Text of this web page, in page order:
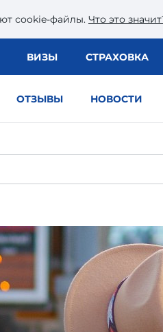
сookie-файлы. Что это
ВИЗЫ СТРАХОВКА
ОТЗЫВЫ НОВОСТИ